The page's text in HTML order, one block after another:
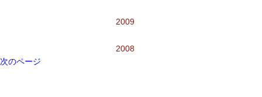
2009
2008
次のページ